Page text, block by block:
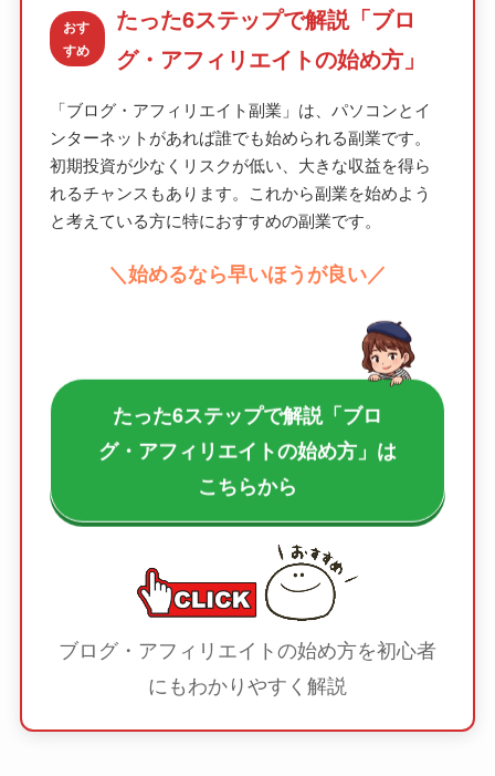
おす
すめ
たった6ステップで解説「ブロ
グ・アフィリエイトの始め方」
「ブログ・アフィリエイト副業」は、パソコンとイ
ンターネットがあれば誰でも始められる副業です。
初期投資が少なくリスクが低い、大きな収益を得ら
れるチャンスもあります。これから副業を始めよう
と考えている方に特におすすめの副業です。
＼始めるなら早いほうが良い／
たった6ステップで解説「ブロ
グ・アフィリエイトの始め方」は
こちらから
ブログ・アフィリエイトの始め方を初心者
にもわかりやすく解説